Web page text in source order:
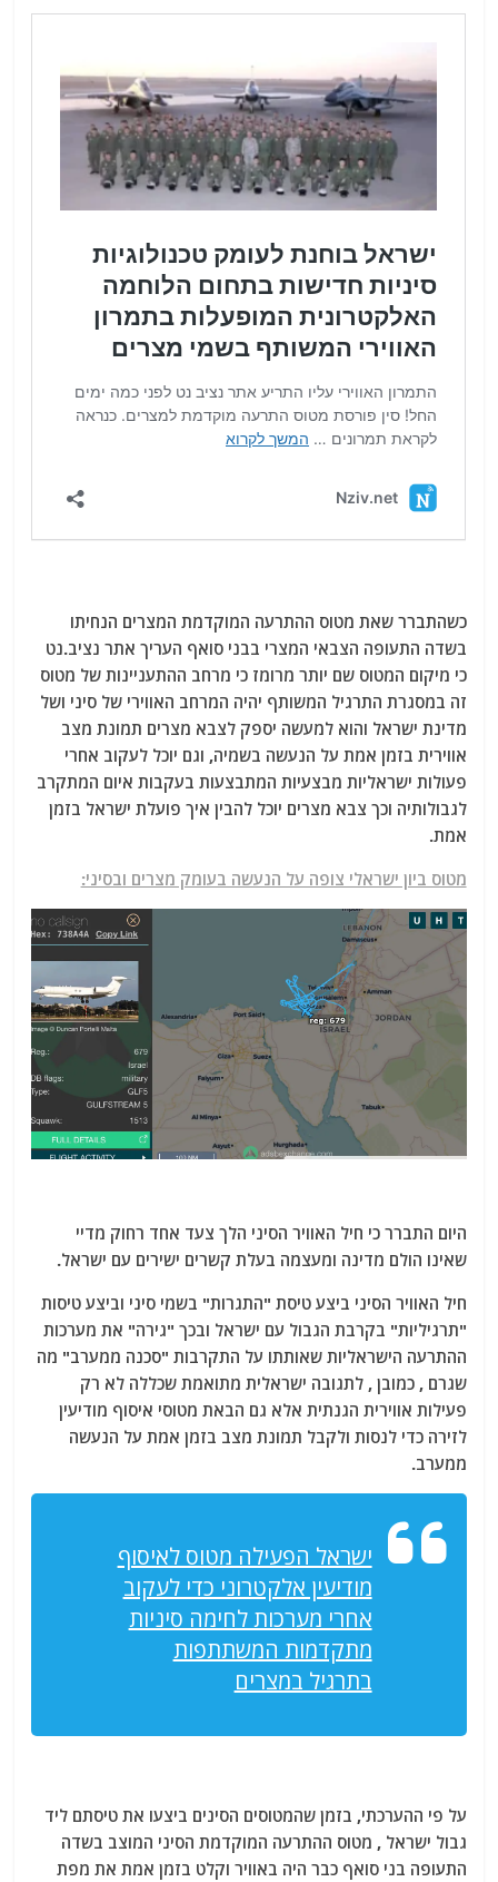
כשהתברר שאת מטוס ההתרעה המוקדמת המצרים הנחיתו
בשדה התעופה הצבאי המצרי בבני סואף העריך אתר נציב.נט
כי מיקום המטוס שם יותר מרומז כי מרחב ההתעניינות של מטוס
זה במסגרת התרגיל המשותף יהיה המרחב האווירי של סיני ושל
מדינת ישראל והוא למעשה יספק לצבא מצרים תמונת מצב
אווירית בזמן אמת על הנעשה בשמיה, וגם יוכל לעקוב אחרי
פעולות ישראליות מבצעיות המתבצעות בעקבות איום המתקרב
לגבולותיה וכך צבא מצרים יוכל להבין איך פועלת ישראל בזמן
אמת.
מטוס ביון ישראלי צופה על הנעשה בעומק מצרים ובסיני:
היום התברר כי חיל האוויר הסיני הלך צעד אחד רחוק מדיי
שאינו הולם מדינה ומעצמה בעלת קשרים ישירים עם ישראל.
חיל האוויר הסיני ביצע טיסת "התגרות" בשמי סיני וביצע טיסות
"תרגיליות" בקרבת הגבול עם ישראל ובכך "גירה" את מערכות
ההתרעה הישראליות שאותתו על התקרבות "סכנה ממערב" מה
שגרם , כמובן , לתגובה ישראלית מתואמת שכללה לא רק
פעילות אווירית הגנתית אלא גם הבאת מטוסי איסוף מודיעין
לזירה כדי לנסות ולקבל תמונת מצב בזמן אמת על הנעשה
ממערב.
ישראל הפעילה מטוס לאיסוף
מודיעין אלקטרוני כדי לעקוב
אחרי מערכות לחימה סיניות
מתקדמות המשתתפות
בתרגיל במצרים
על פי ההערכתי, בזמן שהמטוסים הסינים ביצעו את טיסתם ליד
גבול ישראל , מטוס ההתרעה המוקדמת הסיני המוצב בשדה
התעופה בני סואף כבר היה באוויר וקלט בזמן אמת את מפת